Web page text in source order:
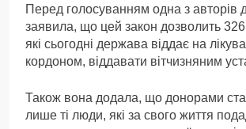
Перед голосуванням одна з авторів
заявила, що цей закон дозволить
які сьогодні держава віддає на
кордоном, віддавати вітчизняним
Також вона додала, що донорами
лише ті люди, які за свого життя